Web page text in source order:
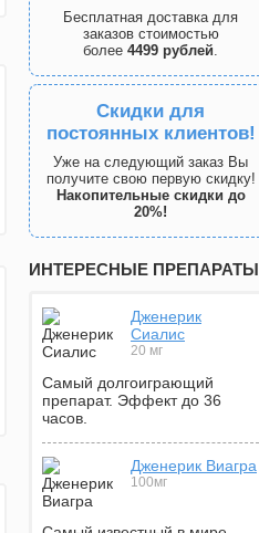
Бесплатная доставка для
заказов стоимостью
более 4499 рублей.
Скидки для
постоянных клиентов!
Уже на следующий заказ Вы
получите свою первую скидку!
Накопительные скидки до
20%!
ИНТЕРЕСНЫЕ ПРЕПАРАТЫ
Дженерик
Сиалис
20 мг
Самый долгоиграющий
препарат. Эффект до 36
часов.
Дженерик Виагра
100мг